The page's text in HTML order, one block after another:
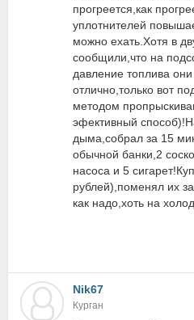
прогреется,как
уплотнителей
можно ехать.Хотя в
сообщили,что на
давление топлива
отлично,только вот
методом
эфективный
дыма,собрал за 15
обычной банки,2
насоса и 5
рублей),поменял их
как надо,хоть на
Nik67
Курган